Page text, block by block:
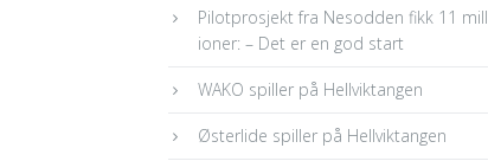
Pilotprosjekt fra Nesodden fikk 11 mill
ioner: – Det er en god start
WAKO spiller på Hellviktangen
Østerlide spiller på Hellviktangen